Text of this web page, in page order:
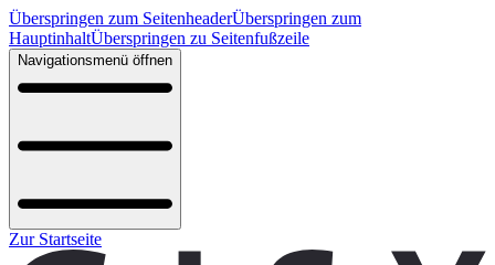
Überspringen zum SeitenheaderÜberspringen zum
HauptinhaltÜberspringen zu Seitenfußzeile
Navigationsmenü öffnen
Zur Startseite